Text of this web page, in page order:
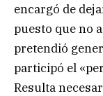
encargó de
puesto que no
pretendió
participó el
Resulta